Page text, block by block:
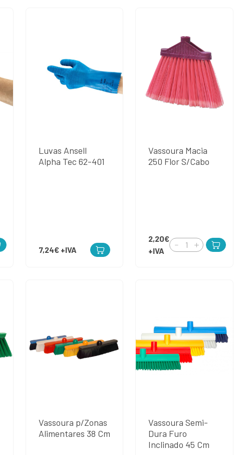
Luvas Ansell
Alpha Tec 62-401
7,24€ +IVA
Vassoura Macia
250 Flor S/Cabo
2,20€
+IVA
Vassoura p/Zonas
Alimentares 38 Cm
Vassoura Semi-
Dura Furo
Inclinado 45 Cm